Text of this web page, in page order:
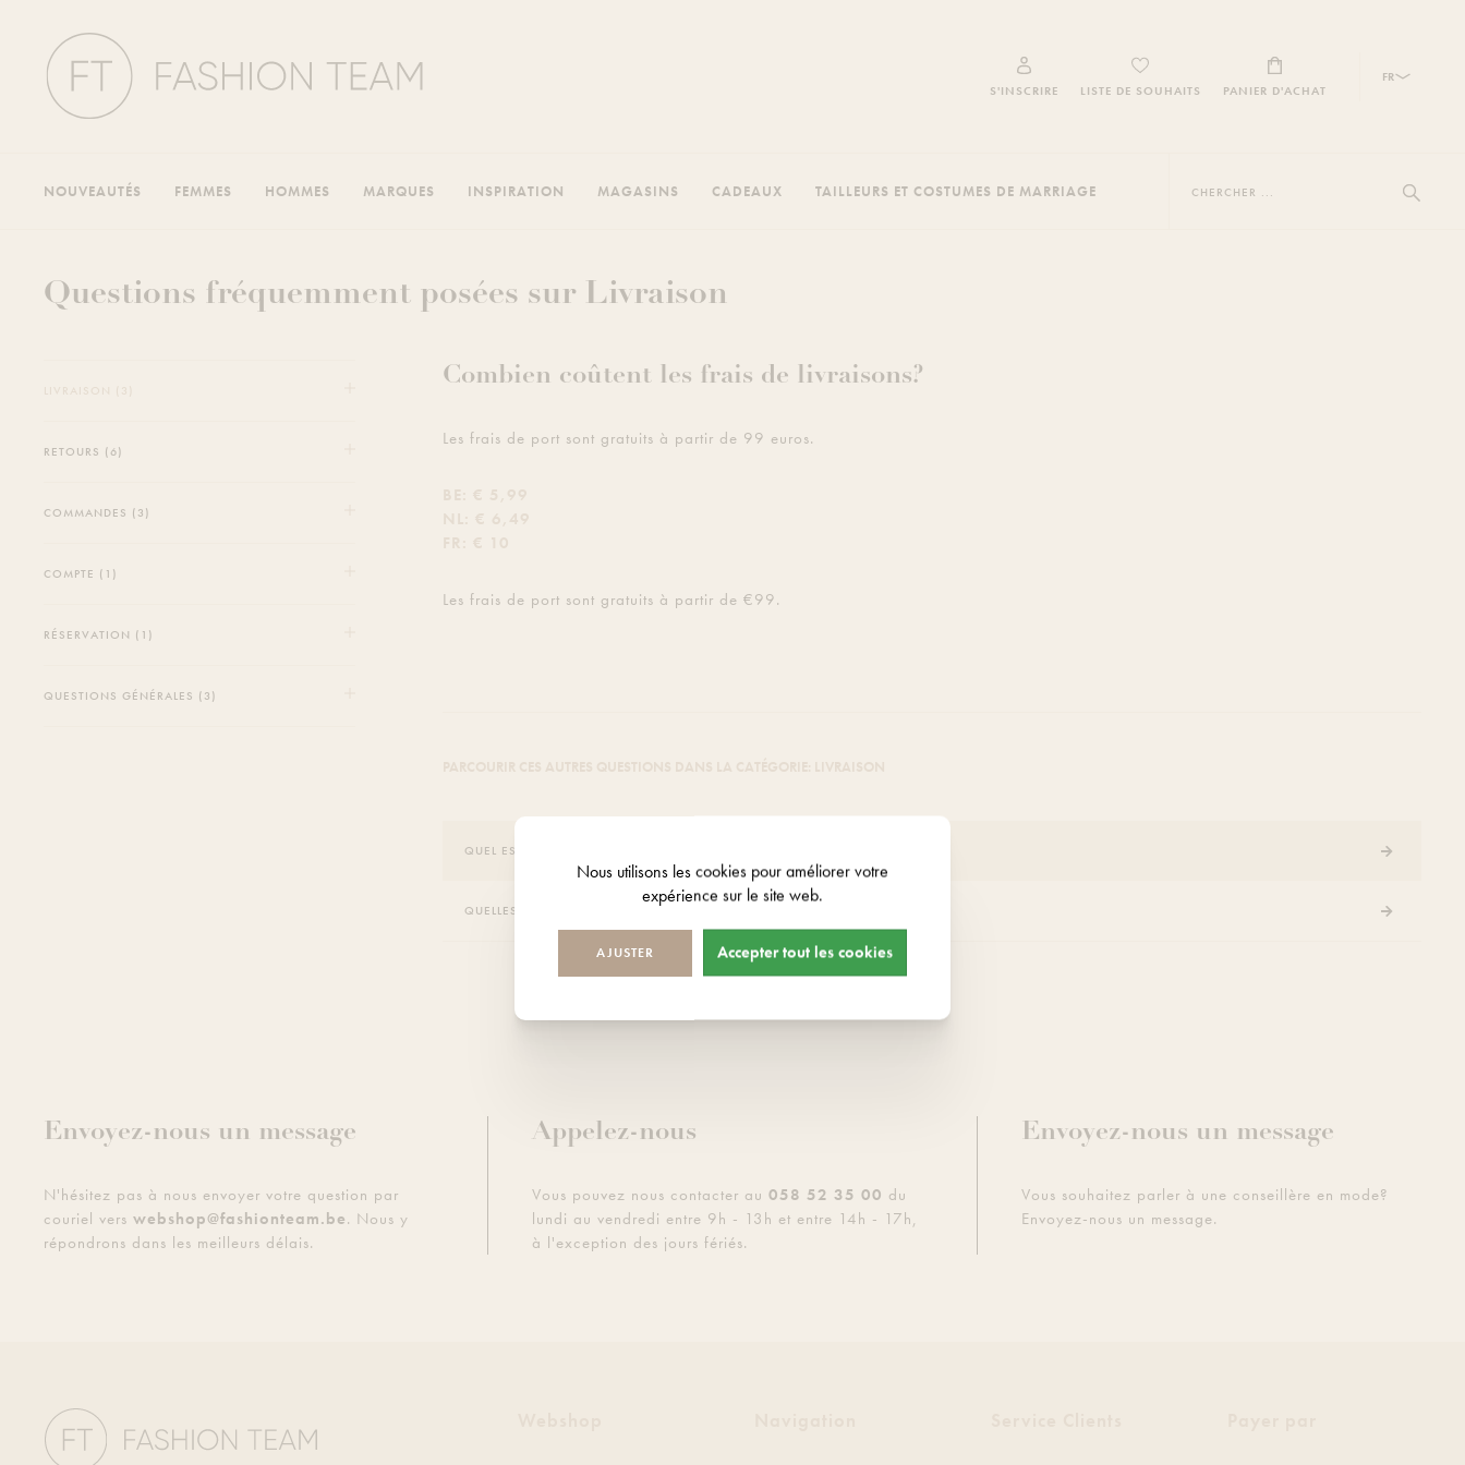
S'INSCRIRE LISTE DE SOUHAITS PANIER D'ACHAT
FR
NOUVEAUTÉS FEMMES HOMMES MARQUES INSPIRATION MAGASINS CADEAUX TAILLEURS ET COSTUMES DE MARRIAGE Afficher
Questions fréquemment posées sur Livraison
RETOURS (6)
COMMANDES (3)
COMPTE (1)
RÉSERVATION (1)
QUESTIONS GÉNÉRALES (3)
Combien coûtent les frais de livraisons?
Les frais de port sont gratuits à partir de 99 euros.
Les frais de port sont gratuits à partir de €99.
QUEL EST LE DÉLAI DE LIVRAISON DE MA COMMANDE ?
QUELLES SONT LES MÉTHODES DE LIVRAISON POSSIBLES ?
Envoyez-nous un message
N'hésitez pas à nous envoyer votre question par
couriel vers webshop@fashionteam.be. Nous y
répondrons dans les meilleurs délais.
Appelez-nous
Vous pouvez nous contacter au058 52 35 00 du
lundi au vendredi entre 9h - 13h et entre 14h - 17h,
à l'exception des jours fériés.
Envoyez-nous un message
Vous souhaitez parler à une conseillère en mode?
Envoyez-nous un message.
Nous utilisons lescookies pour améliorer votre
expérience sur le site web.
AJUSTER Accepter tout les cookies